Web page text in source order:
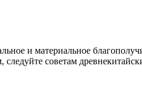
и материальное
советам